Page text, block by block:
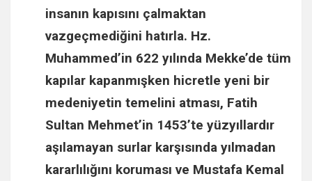
insanın kapısını çalmaktan
vazgeçmediğini hatırla. Hz.
Muhammed’in 622 yılında Mekke’de tüm
kapılar kapanmışken hicretle yeni bir
medeniyetin temelini atması, Fatih
Sultan Mehmet’in 1453’te yüzyıllardır
aşılamayan surlar karşısında yılmadan
kararlılığını koruması ve Mustafa Kemal